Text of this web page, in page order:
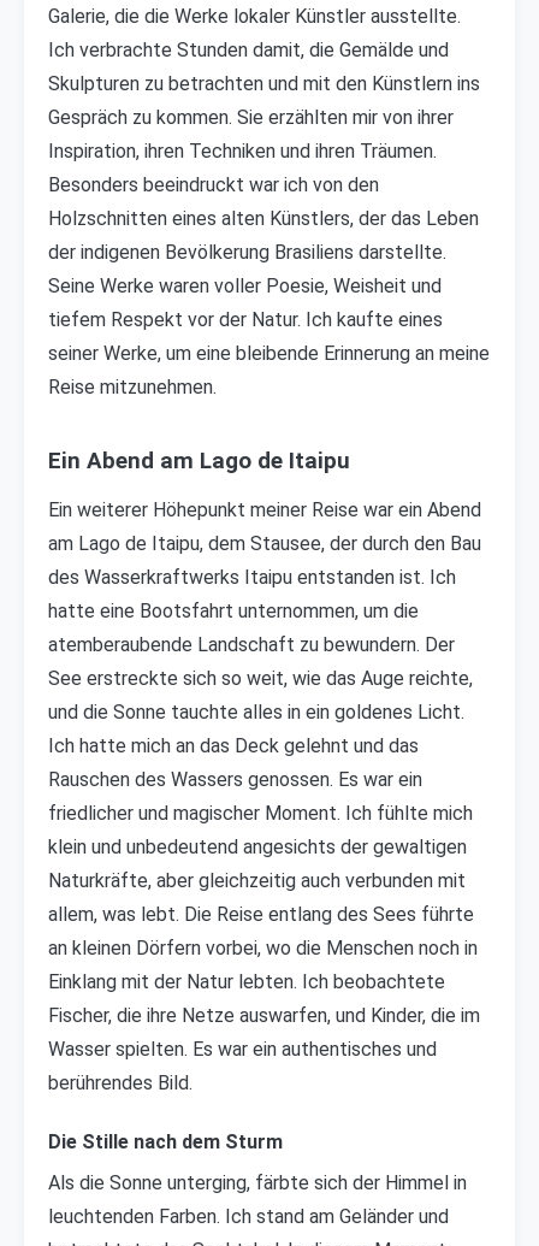
Galerie, die die Werke lokaler Künstler ausstellte.
Ich verbrachte Stunden damit, die Gemälde und
Skulpturen zu betrachten und mit den Künstlern ins
Gespräch zu kommen. Sie erzählten mir von ihrer
Inspiration, ihren Techniken und ihren Träumen.
Besonders beeindruckt war ich von den
Holzschnitten eines alten Künstlers, der das Leben
der indigenen Bevölkerung Brasiliens darstellte.
Seine Werke waren voller Poesie, Weisheit und
tiefem Respekt vor der Natur. Ich kaufte eines
seiner Werke, um eine bleibende Erinnerung an meine
Reise mitzunehmen.
Ein Abend am Lago de Itaipu
Ein weiterer Höhepunkt meiner Reise war ein Abend
am Lago de Itaipu, dem Stausee, der durch den Bau
des Wasserkraftwerks Itaipu entstanden ist. Ich
hatte eine Bootsfahrt unternommen, um die
atemberaubende Landschaft zu bewundern. Der
See erstreckte sich so weit, wie das Auge reichte,
und die Sonne tauchte alles in ein goldenes Licht.
Ich hatte mich an das Deck gelehnt und das
Rauschen des Wassers genossen. Es war ein
friedlicher und magischer Moment. Ich fühlte mich
klein und unbedeutend angesichts der gewaltigen
Naturkräfte, aber gleichzeitig auch verbunden mit
allem, was lebt. Die Reise entlang des Sees führte
an kleinen Dörfern vorbei, wo die Menschen noch in
Einklang mit der Natur lebten. Ich beobachtete
Fischer, die ihre Netze auswarfen, und Kinder, die im
Wasser spielten. Es war ein authentisches und
berührendes Bild.
Die Stille nach dem Sturm
Als die Sonne unterging, färbte sich der Himmel in
leuchtenden Farben. Ich stand am Geländer und